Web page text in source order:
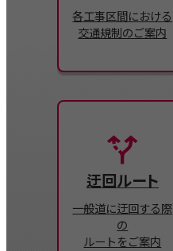
各工事区間における
交通規制のご案内
迂回ルート
一般道に迂回する際
の
ルートをご案内